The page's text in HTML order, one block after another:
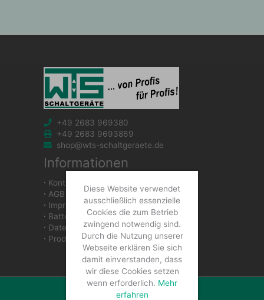
+49 2683 969380
+49 2683 9693869
shop@wts-schaltgeraete.de
Informationen
∙ Kontakt
∙ AGB
∙ Impressum
∙ Batteriegesetzhinweise
∙ Datenschutzerklärung
∙ Produkte
Diese Website verwendet
ausschließlich essenzielle
Cookies die zum Betrieb
zwingend notwendig sind.
Durch die Nutzung unserer
Webseite erklären Sie sich
damit einverstanden, dass
wir diese Cookies setzen
wenn erforderlich. Mehr
erfahren